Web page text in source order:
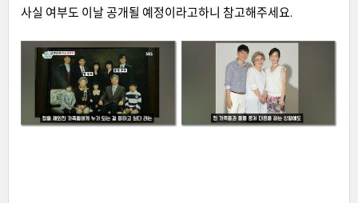
사실 여부도 이날 공개될 예정이라고하니 참고해주세요.